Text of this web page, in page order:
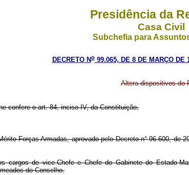
Presidência da
Casa Civil
Subchefia para
DECRETO No99.065, DE 8 DE MARÇO DE
Altera dispositivos do
confere o art. 84, inciso IV, da Constituição,
Forças Armadas, aprovado pelo Decreto n° 96.600, de
cargos de vice-Chefe e Chefe do Gabinete do Estado-
do Conselho.